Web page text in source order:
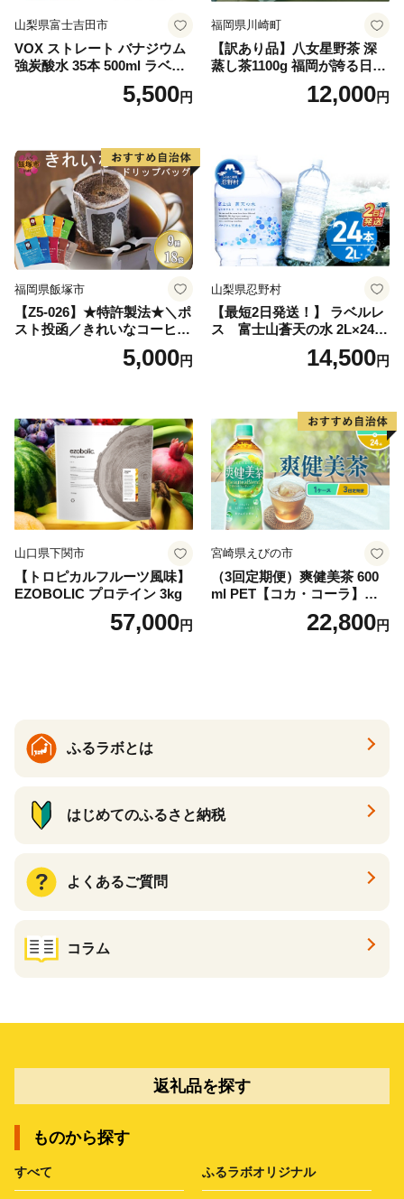
山梨県富士吉田市
VOX ストレート バナジウム
強炭酸水 35本 500ml ラベル
レス【富士吉田市限定カート
5,500円
福岡県川崎町
【訳あり品】八女星野茶 深
蒸し茶1100g 福岡が誇る日本
茶_ 訳アリ 常温 お茶 茶袋 常
備品 おちゃ ocha 茶葉 緑茶
小分け お土産 お取り寄せ グ
ルメ 福岡 九州 福岡県 国産
日本 ふかむし茶 ふかむし 家
庭用 自宅用 ちゃ りょくちゃ
ふかむしちゃ 急須 甘み 川崎
町 送料無料
12,000円
福岡県飯塚市
【Z5-026】★特許製法★＼ポ
スト投函／きれいなコーヒー
ドリップバッグ9種セット(18
袋)ゆうパケットでお届け！
5,000円
山梨県忍野村
【最短2日発送！】 ラベルレ
ス 富士山蒼天の水 2L×24本
（4ケース）※離島不可 天然
水 ミネラルウォーター 水 ペ
産 シリカ ミネラル 美容 備蓄
防災 長期保存 富士山 山梨県
忍野村
14,500円
山口県下関市
【トロピカルフルーツ風味】
EZOBOLIC プロテイン 3kg
57,000円
宮崎県えびの市
（3回定期便）爽健美茶 600
ml PET【コカ・コーラ】ペ
ットボトル 1ケース(24本) 定
期便 3回(72本) セット お茶
22,800円
ふるラボとは
はじめてのふるさと納税
よくあるご質問
コラム
返礼品を探す
ものから探す
すべて ふるラボオリジナル